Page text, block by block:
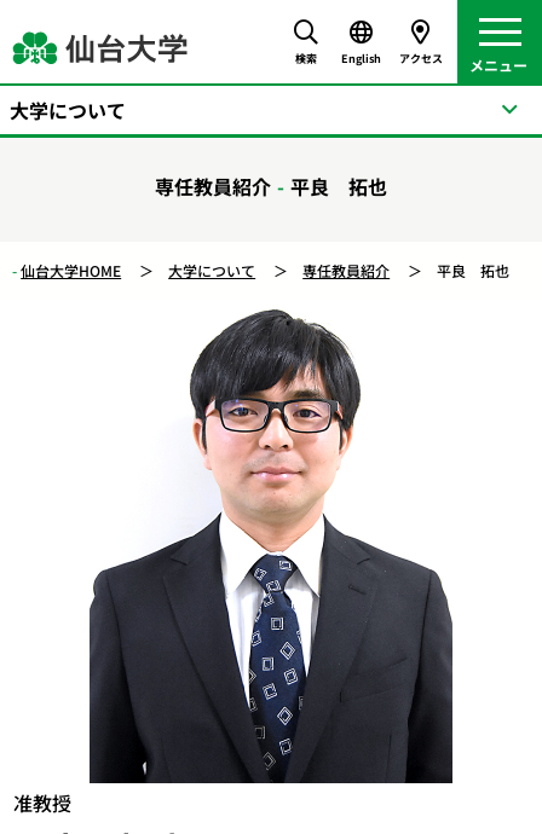
検索 English アクセス
専任教員紹介 平良 拓也
仙台大学HOME 大学について 専任教員紹介 平良 拓也
准教授
大学について